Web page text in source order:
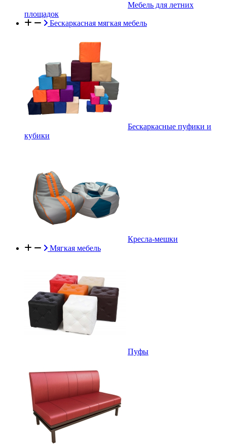
Мебель для летних
площадок
Бескаркасная мягкая мебель
Бескаркасные пуфики и
кубики
Кресла-мешки
Мягкая мебель
Пуфы